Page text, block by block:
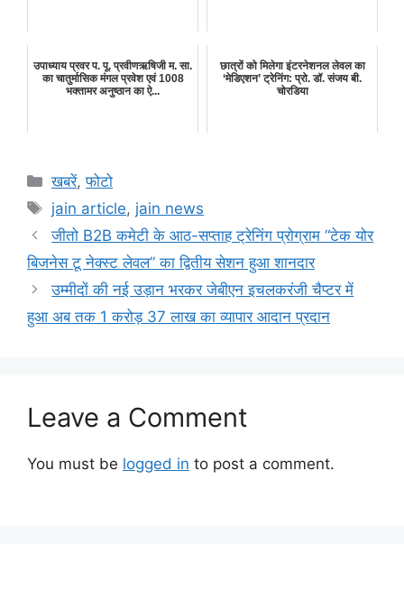
उपाध्याय प्रवर प. पू. प्रवीणऋषिजी म. सा.
का चातुर्मासिक मंगल प्रवेश एवं 1008
भक्तामर अनुष्ठान का ऐ...
छात्रों को मिलेगा इंटरनेशनल लेवल का
‘मेडिएशन’ ट्रेनिंग: प्रो. डॉ. संजय बी.
चोरडिया
Categories
खबरें,फोटो
Tags
jain article, jain news
जीतो B2B कमेटी के आठ-सप्ताह ट्रेनिंग प्रोग्राम “टेक योर
बिजनेस टू नेक्स्ट लेवल” का द्वितीय सेशन हुआ शानदार
उम्मीदों की नई उड़ान भरकर जेबीएन इचलकरंजी चैप्टर में
हुआ अब तक 1 करोड़ 37 लाख का व्यापार आदान प्रदान
Leave a Comment
You must be logged in to post a comment.